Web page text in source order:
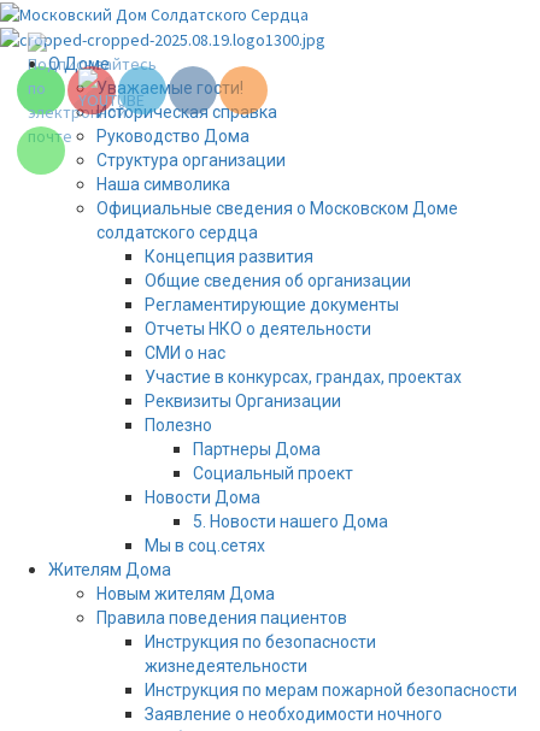
Перейти
к
содержимому
Основное
меню
О Доме
Уважаемые гости!
Историческая справка
Руководство Дома
Структура организации
Наша символика
Официальные сведения о Московском Доме
солдатского сердца
Концепция развития
Общие сведения об организации
Регламентирующие документы
Отчеты НКО о деятельности
СМИ о нас
Участие в конкурсах, грандах, проектах
Реквизиты Организации
Полезно
Партнеры Дома
Социальный проект
Новости Дома
5. Новости нашего Дома
Мы в соц.сетях
Жителям Дома
Новым жителям Дома
Правила поведения пациентов
Инструкция по безопасности
жизнедеятельности
Инструкция по мерам пожарной безопасности
Заявление о необходимости ночного
Set Youtube
Channel ID
Set Youtube
Channel ID